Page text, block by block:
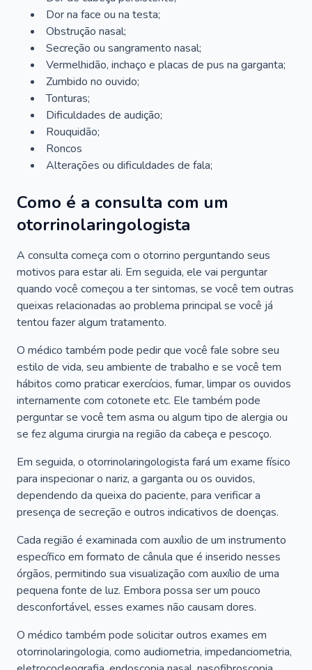
Dor na face ou na testa;
Obstrução nasal;
Secreção ou sangramento nasal;
Vermelhidão, inchaço e placas de pus na garganta;
Zumbido no ouvido;
Tonturas;
Dificuldades de audição;
Rouquidão;
Roncos
Alterações ou dificuldades de fala;
Como é a consulta com um
otorrinolaringologista
A consulta começa com o otorrino perguntando seus
motivos para estar ali. Em seguida, ele vai perguntar
quando você começou a ter sintomas, se você tem outras
queixas relacionadas ao problema principal se você já
tentou fazer algum tratamento.
O médico também pode pedir que você fale sobre seu
estilo de vida, seu ambiente de trabalho e se você tem
hábitos como praticar exercícios, fumar, limpar os ouvidos
internamente com cotonete etc. Ele também pode
perguntar se você tem asma ou algum tipo de alergia ou
se fez alguma cirurgia na região da cabeça e pescoço.
Em seguida, o otorrinolaringologista fará um exame físico
para inspecionar o nariz, a garganta ou os ouvidos,
dependendo da queixa do paciente, para verificar a
presença de secreção e outros indicativos de doenças.
Cada região é examinada com auxílio de um instrumento
específico em formato de cânula que é inserido nesses
órgãos, permitindo sua visualização com auxílio de uma
pequena fonte de luz. Embora possa ser um pouco
desconfortável, esses exames não causam dores.
O médico também pode solicitar outros exames em
otorrinolaringologia, como audiometria, impedanciometria,